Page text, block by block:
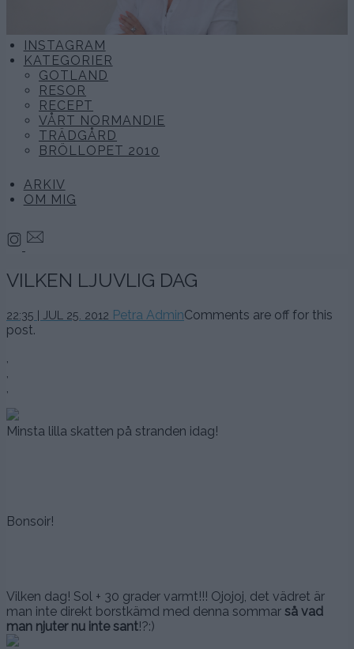
INSTAGRAM
KATEGORIER
GOTLAND
RESOR
RECEPT
VÅRT NORMANDIE
TRÄDGÅRD
BRÖLLOPET 2010
ARKIV
OM MIG
VILKEN LJUVLIG DAG
22:35 | JUL 25. 2012 Petra AdminComments are off for this
post.
,
,
,
Minsta lilla skatten på stranden idag!
Bonsoir!
Vilken dag! Sol + 30 grader varmt!!! Ojojoj, det vädret är
man inte direkt borstkämd med denna sommar så vad
man njuter nu inte sant!?:)